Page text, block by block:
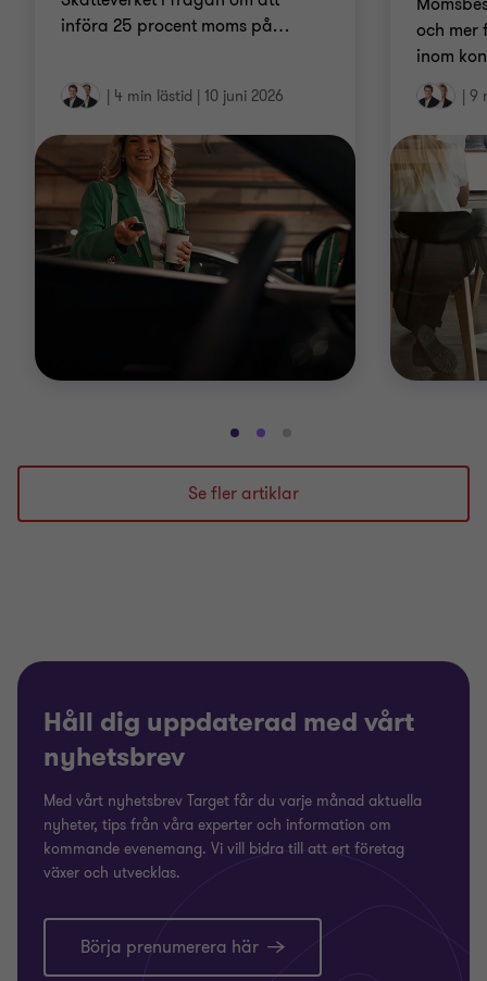
införa 25 procent moms på…
4 min lästid 10 juni 2026
och mer
inom
9
Gå
till
bild
1
Gå
till
bild
2
Gå
till
bild
3
Se fler artiklar
Håll dig uppdaterad med vårt
nyhetsbrev
Med vårt nyhetsbrev Target får du varje månad aktuella
nyheter, tips från våra experter och information om
kommande evenemang. Vi vill bidra till att ert företag
växer och utvecklas.
Börja prenumerera här